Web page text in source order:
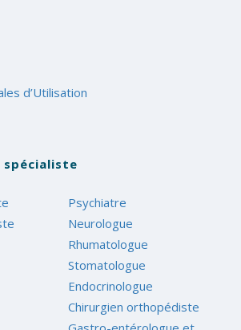
d’Utilisation
Psychiatre
Neurologue
Rhumatologue
Stomatologue
Endocrinologue
Chirurgien orthopédiste